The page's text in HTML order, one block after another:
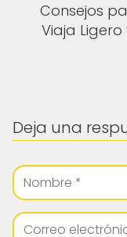
Consejos
Viaja
Deja una